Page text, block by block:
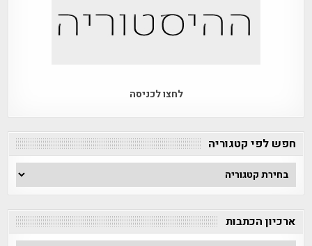
לחצו לכניסה
חפש לפי קטגוריה
חפש
לפי
ארכיון הכתבות